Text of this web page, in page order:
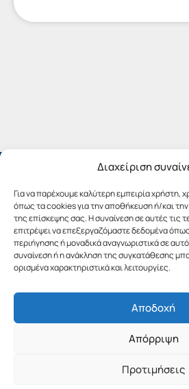
Διαχείριση
Για να παρέχουμε καλύτερη εμπειρία χρήστη,
όπως τα cookies για την αποθήκευση ή/και
της επίσκεψης σας. Η συναίνεση σε αυτές τις
επιτρέψει να επεξεργαζόμαστε δεδομένα
περιήγησης ή μοναδικά αναγνωριστικά σε
συναίνεση ή η ανάκληση της συγκατάθεσης
ορισμένα χαρακτηριστικά και λειτουργίες.
Αποδοχή
Απόρριψη
Προτιμήσεις
Copyright © 2019
Σχεδιασμός & Υλοποίηση από